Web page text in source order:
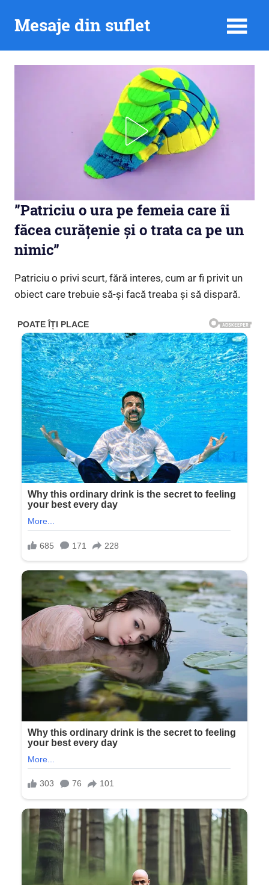
Mesaje din suflet
”Patriciu o ura pe femeia care îi
făcea curățenie și o trata ca pe un
nimic”
Patriciu o privi scurt, fără interes, cum ar fi privit un
obiect care trebuie să-și facă treaba și să dispară.